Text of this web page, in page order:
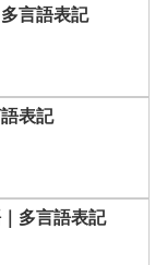
言語表記
表記
多言語表記